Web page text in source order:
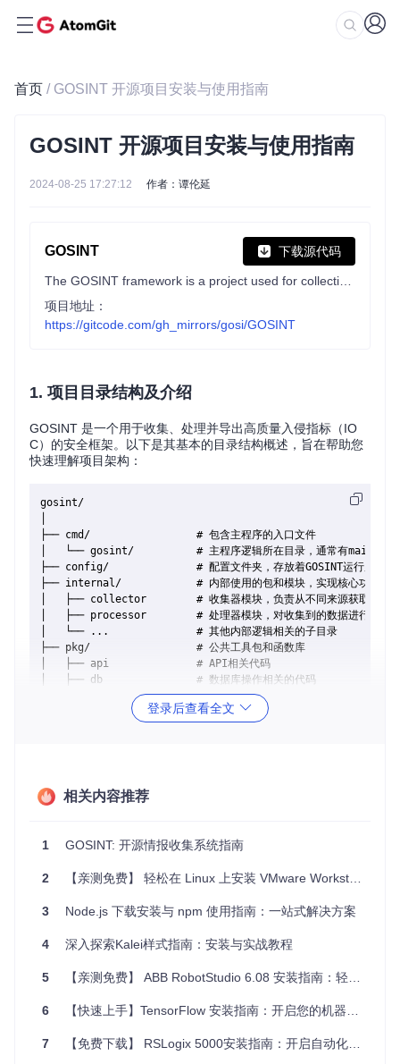
首页 / GOSINT 开源项目安装与使用指南
GOSINT 开源项目安装与使用指南
2024-08-25 17:27:12 作者：谭伦延
GOSINT 下载源代码
项目地址：
https://gitcode.com/gh_mirrors/gosi/GOSINT
1. 项目目录结构及介绍
GOSINT 是一个用于收集、处理并导出高质量入侵指标（IO
C）的安全框架。以下是其基本的目录结构概述，旨在帮助您
快速理解项目架构：
gosint/
├── cmd/                 # 包含主程序的入口文件
│   └── gosint/          # 主程序逻辑所在目录，通常有main.go
├── config/              # 配置文件夹，存放着GOSINT运行所需的
├── internal/            # 内部使用的包和模块，实现核心功能
│   ├── collector        # 收集器模块，负责从不同来源获取威胁
│   ├── processor        # 处理器模块，对收集到的数据进行加工和
│   └── ...              # 其他内部逻辑相关的子目录
├── pkg/                 # 公共工具包和函数库
│   ├── api              # API相关代码
│   ├── db               # 数据库操作相关的代码
│   └── ...              # 更多公用包
├── scripts/             # 辅助脚本，可能包括初始化、更新等操作
说明：具体子目录可能会有所不同，基于版本和持续开发的更
2.项目的启动文件介绍
启动文件主要位于cmd/gosint/main.go
。这是应用程序的
入口点，它初始化GOSINT环境，配置日志记录，并调用核心
逻辑来启动服务。当执行此程序时，GOSINT将根据配置文件
设置启动其所有的服务和模块，包括数据收集、处理流程以及
任何附加的服务，如RESTful API服务，供外部系统交互。
// 假设示例代码
登录后查看全文
相关内容推荐
1 GOSINT: 开源情报收集系统指南
2 【亲测免费】 轻松在 Linux 上安装 VMware Workstation：一站式指南
3 Node.js 下载安装与 npm 使用指南：一站式解决方案
4 深入探索Kalei样式指南：安装与实战教程
5 【亲测免费】 ABB RobotStudio 6.08 安装指南：轻松上手工业机器人编程
6 【快速上手】TensorFlow 安装指南：开启您的机器学习之旅
7 【免费下载】 RSLogix 5000安装指南：开启自动化编程之旅